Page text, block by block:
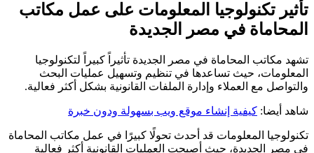
تأثير تكنولوجيا المعلومات على عمل مكاتب
المحاماة في مصر الجديدة
تشهد مكاتب المحاماة في مصر الجديدة تأثيراً كبيراً لتكنولوجيا
المعلومات، حيث تساعدها في تنظيم وتسهيل عمليات البحث
والتواصل مع العملاء وإدارة الملفات القانونية بشكل أكثر فعالية.
شاهد أيضا: كيفية إنشاء موقع ويب بسهولة ودون خبرة
تكنولوجيا المعلومات قد أحدث تحولًا كبيرًا في عمل مكاتب المحاماة
في مصر الجديدة، حيث أصبحت العمليات القانونية أكثر فعالية